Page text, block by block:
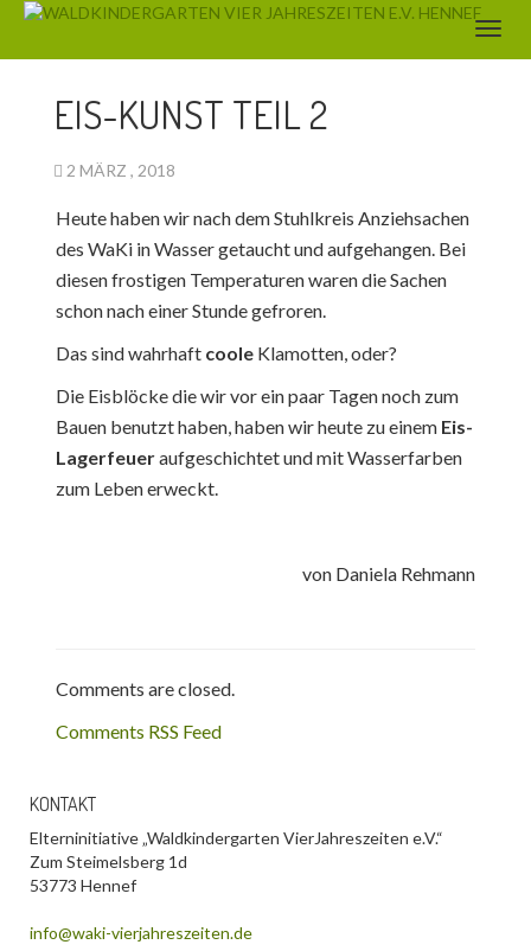
EIS-KUNST TEIL 2
2 MÄRZ , 2018
Heute haben wir nach dem Stuhlkreis Anziehsachen
des WaKi in Wasser getaucht und aufgehangen. Bei
diesen frostigen Temperaturen waren die Sachen
schon nach einer Stunde gefroren.
Das sind wahrhaft cooleKlamotten, oder?
Die Eisblöcke die wir vor ein paar Tagen noch zum
Bauen benutzt haben, haben wir heute zu einem Eis-
Lagerfeueraufgeschichtet und mit Wasserfarben
zum Leben erweckt.
von Daniela Rehmann
Comments are closed.
Comments RSS Feed
KONTAKT
Elterninitiative „Waldkindergarten VierJahreszeiten e.V.“
Zum Steimelsberg 1d
53773 Hennef
info@waki-vierjahreszeiten.de